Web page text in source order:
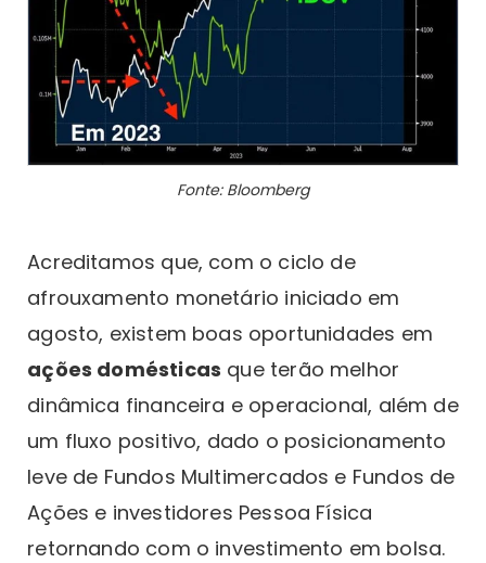
Fonte: Bloomberg
Acreditamos que, com o ciclo de
afrouxamento monetário iniciado em
agosto, existem boas oportunidades em
ações domésticas que terão melhor
dinâmica financeira e operacional, além de
um fluxo positivo, dado o posicionamento
leve de Fundos Multimercados e Fundos de
Ações e investidores Pessoa Física
retornando com o investimento em bolsa.